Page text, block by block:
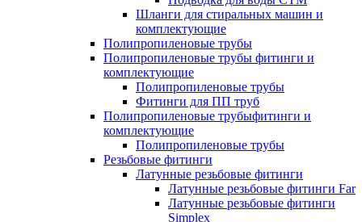
Шланги для стиральных машин и
комплектующие
Полипропиленовые трубы
Полипропиленовые трубы фитинги и
комплектующие
Полипропиленовые трубы
Фитинги для ПП труб
Полипропиленовые трубыфитинги и
комплектующие
Полипропиленовые трубы
Резьбовые фитинги
Латунные резьбовые фитинги
Латунные резьбовые фитинги Far
Латунные резьбовые фитинги
Simplex